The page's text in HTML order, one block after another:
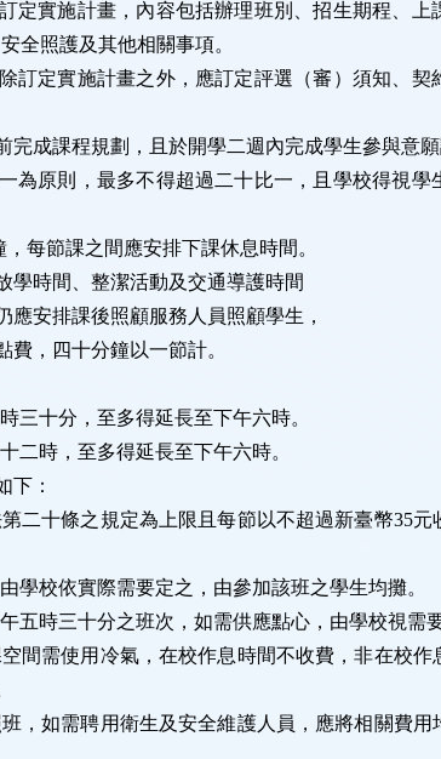
定實施計畫，內容包括辦理班別、招生期程、上
全照護及其他相關事項。
訂定實施計畫之外，應訂定評選（審）須知、契
完成課程規劃，且於開學二週內完成學生參與意
為原則，最多不得超過二十比一，且學校得視學
每節課之間應安排下課休息時間。
學時間、整潔活動及交通導護時間
應安排課後照顧服務人員照顧學生，
費，四十分鐘以一節計。
三十分，至多得延長至下午六時。
二時，至多得延長至下午六時。
下：
二十條之規定為上限且每節以不超過新臺幣35元
學校依實際需要定之，由參加該班之學生均攤。
五時三十分之班次，如需供應點心，由學校視需
間需使用冷氣，在校作息時間不收費，非在校作
，如需聘用衛生及安全維護人員，應將相關費用